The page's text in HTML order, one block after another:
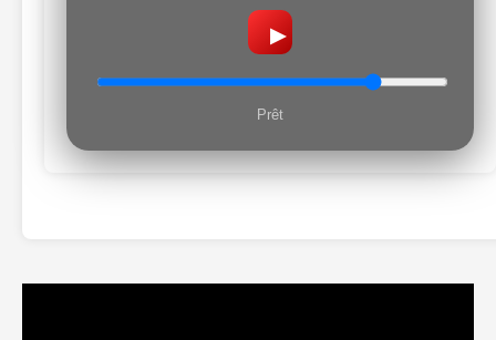
▶
Prêt